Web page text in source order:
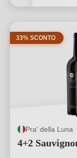
33% SCONTO
Pra' della Luna
4+2